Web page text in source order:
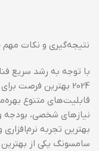
نتیجه‌گیری و نکات مهم
با توجه به رشد سریع
2024 بهترین فرصت
قابلیت‌های متنوع
نیازهای شخصی، بودجه
سامسونگ یکی از